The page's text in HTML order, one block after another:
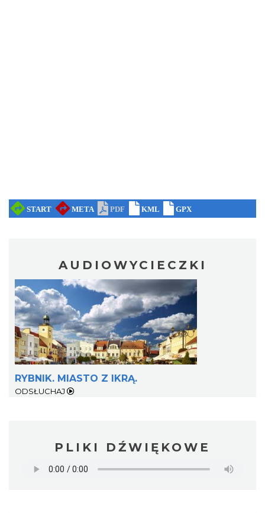
AUDIOWYCIECZKI
RYBNIK. MIASTO Z IKRĄ.
ODSŁUCHAJ
PLIKI DŹWIĘKOWE